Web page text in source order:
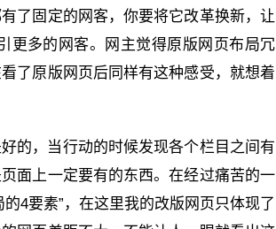
了固定的网客，你要将它改革换新，让
更多的网客。网主觉得原版网页布局冗
了原版网页后同样有这种感受，就想着
的，当行动的时候发现各个栏目之间有
面上一定要有的东西。在经过痛苦的一
4要素”，在这里我的改版网页只体现了